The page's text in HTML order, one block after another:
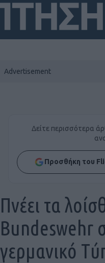
Δείτε περισσότερα
Προσθήκη του
Πνέει τα
Bundeswehr
γερμανικό